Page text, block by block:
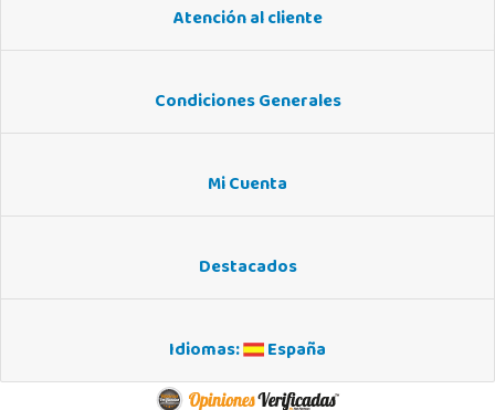
Atención al cliente
Condiciones Generales
Mi Cuenta
Destacados
Idiomas: España